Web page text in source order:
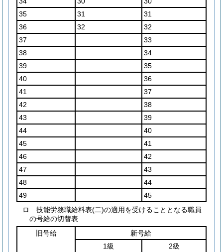
35
31
31
36
32
32
37
33
38
34
39
35
40
36
41
37
42
38
43
39
44
40
45
41
46
42
47
43
48
44
49
45
ロ 技能労務職給料表(二)の適用を受けることとなる職員
の号給の切替表
旧号給
新号給
1級
2級